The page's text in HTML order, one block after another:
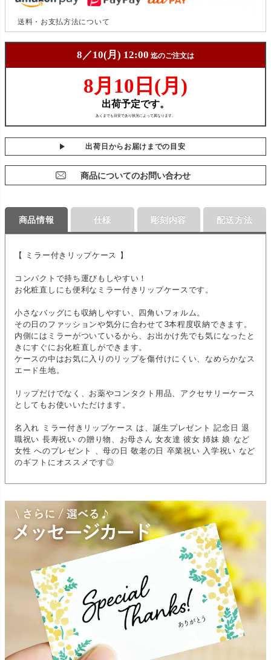
送料・お支払方法について
出荷日からお届けまでの目安
商品についてのお問い合わせ
商品情報
【 ミラー付きリップケース 】
コンパクトで持ち運びもしやすい！
お化粧直しにも便利なミラー付きリップケースです。
小さなバッグにも収納しやすい、四角いフォルム。
その日のファッションや気分に合わせて3本程度収納できます。
内側にはミラーがついているから、お出かけ先でも気になったと
きにすぐにお化粧直しができます。
ケースの中はお気に入りのリップを傷付けにくい、なめらかなス
エード生地。
リップだけでなく、お薬やコンタクト用品、アクセサリーケース
としてもお使いいただけます。
名入れ ミラー付きリップケース は、誕生プレゼント 記念日 退
職祝い 長寿祝い の贈り物、お母さん 女友達 彼女 姉妹 娘 など
女性 へのプレゼント 、母の日 敬老の日 卒業祝い 入学祝い など
のギフトにオススメです◎
仕様 彫刻内容 配送方法